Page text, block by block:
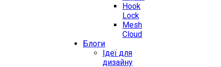
Hook
Lock
Mesh
Cloud
Блоги
Ідеї для
дизайну